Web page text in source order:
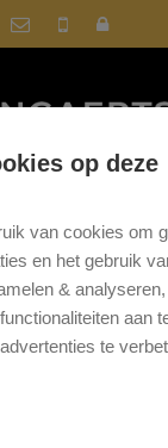
Vorig
op deze
van cookies om
en het gebruik
&
aan
te